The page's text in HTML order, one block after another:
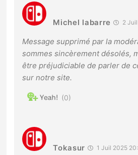
Michel labarre 2
Message supprimé par la
sommes sincèrement désolés,
être préjudiciable de parler de
sur notre site.
0
Tokasur 1 Juil 2025